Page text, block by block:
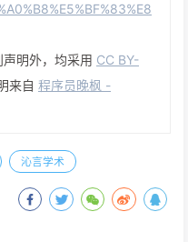
明外，均采用 CC BY-
来自 程序员晚枫 -
沁言学术